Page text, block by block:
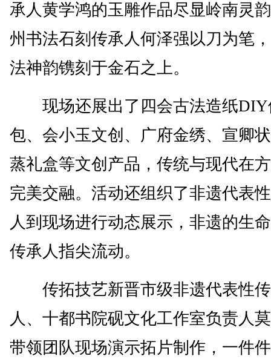
承人黄学鸿的玉雕作品尽显岭南灵
州书法石刻传承人何泽强以刀为笔
法神韵镌刻于金石之上。
现场还展出了四会古法造纸DIY
包、会小玉文创、广府金绣、宣卿
蒸礼盒等文创产品，传统与现代在
完美交融。活动还组织了非遗代表
人到现场进行动态展示，非遗的生
传承人指尖流动。
传拓技艺新晋市级非遗代表性
人、十都书院砚文化工作室负责人
带领团队现场演示拓片制作，一件